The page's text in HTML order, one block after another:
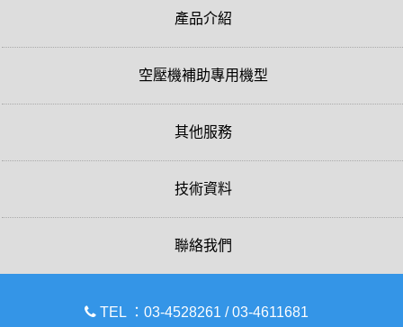
產品介紹
空壓機補助專用機型
其他服務
技術資料
聯絡我們
TEL ： 03-4528261/03-4611681